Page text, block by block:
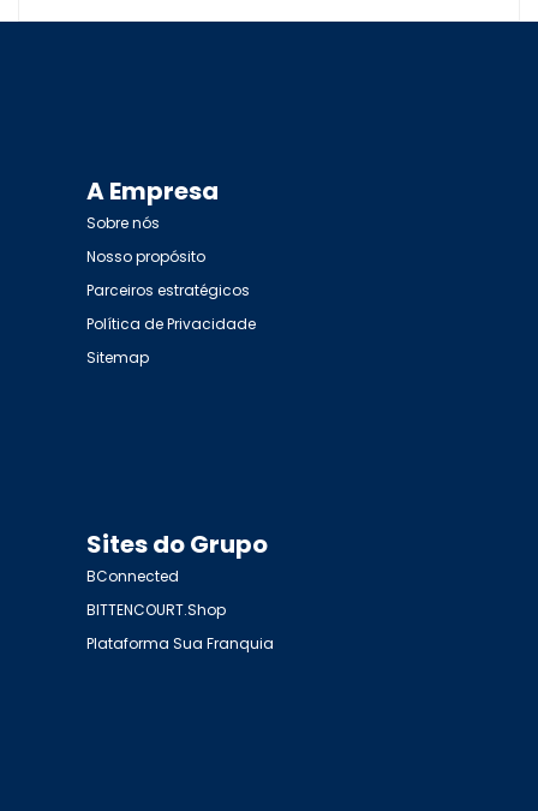
A Empresa
Sobre nós
Nosso propósito
Parceiros estratégicos
Política de Privacidade
Sitemap
Sites do Grupo
BConnected
BITTENCOURT.Shop
Plataforma Sua Franquia